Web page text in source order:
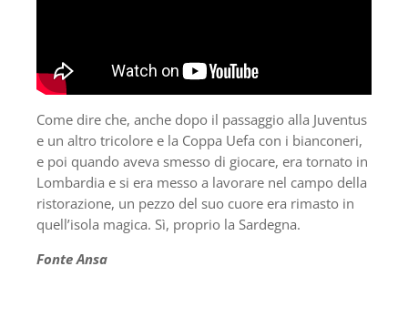
Come dire che, anche dopo il passaggio alla Juventus
e un altro tricolore e la Coppa Uefa con i bianconeri,
e poi quando aveva smesso di giocare, era tornato in
Lombardia e si era messo a lavorare nel campo della
ristorazione, un pezzo del suo cuore era rimasto in
quell’isola magica. Sì, proprio la Sardegna.
Fonte Ansa